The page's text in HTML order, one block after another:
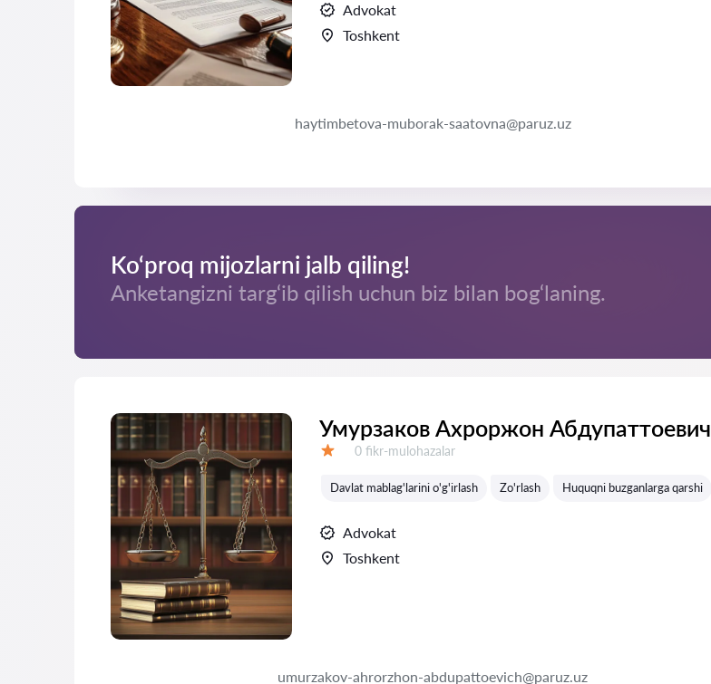
Advokat
Toshkent
haytimbetova-muborak-saatovna@paruz.uz
Ko‘proq mijozlarni jalb qiling!
Anketangizni targ‘ib qilish uchun biz bilan bog‘laning.
Умурзаков Ахроржон Абдупаттоевич
Fikrlar:
0 fikr-mulohazalar
Davlat mablag'larini o'g'irlash Zo'rlash Huquqni buzganlarga qarshi
Advokat
Toshkent
umurzakov-ahrorzhon-abdupattoevich@paruz.uz